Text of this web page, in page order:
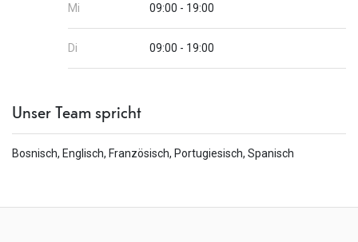
Mi 09:00 - 19:00
Di 09:00 - 19:00
Unser Team spricht
Bosnisch, Englisch, Französisch, Portugiesisch, Spanisch